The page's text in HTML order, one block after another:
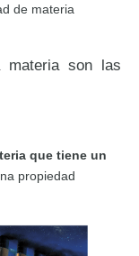
de materia
materia son las
que tiene un
propiedad